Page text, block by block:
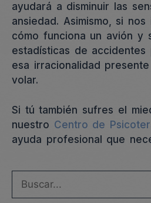
ayudará a disminuir las
ansiedad. Asimismo, si
cómo funciona un avión y
estadísticas de accidentes
esa irracionalidad
volar.
Si tú también sufres el
nuestro Centro de
ayuda profesional que